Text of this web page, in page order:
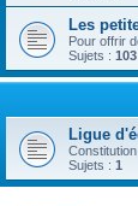
Les
Pour offrir
Sujets : 103
Ligue
Sujets : 1